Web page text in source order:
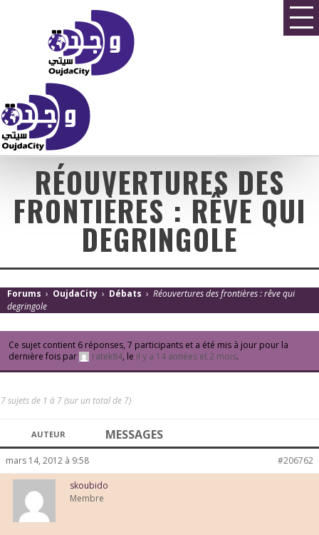
RÉOUVERTURES DES
FRONTIÈRES : RÊVE QUI
DEGRINGOLE
Forums › OujdaCity › Débats › Réouvertures des frontières : rêve qui
degringole
Ce sujet contient 6 réponses, 7 participants et a été mis à jour pour la
dernière fois par
ratek84, le il y a 14 années et 2 mois.
7 sujets de 1 à 7 (sur un total de 7)
AUTEUR MESSAGES
mars 14, 2012 à 9:58 #206762
skoubido
Membre